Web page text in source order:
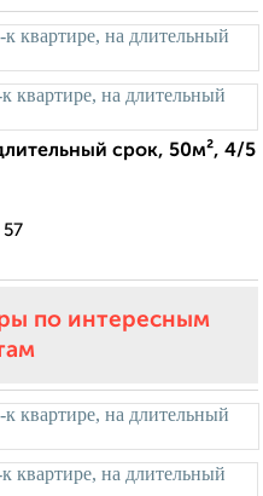
срок, 50м², 4/5
по интересным